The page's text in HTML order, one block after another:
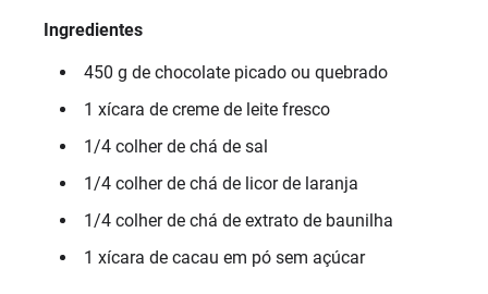
Ingredientes
450 g de chocolate picado ou quebrado
1 xícara de creme de leite fresco
1/4 colher de chá de sal
1/4 colher de chá de licor de laranja
1/4 colher de chá de extrato de baunilha
1 xícara de cacau em pó sem açúcar